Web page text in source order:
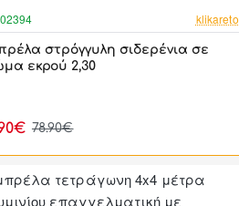
klikareto
στρόγγυλη σιδερένια σε
εκρού 2,30
78.90€